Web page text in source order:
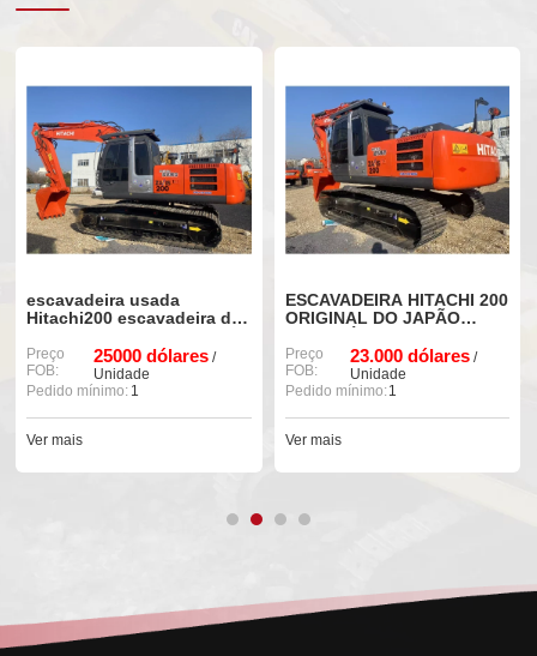
escavadeira usada
Hitachi200 escavadeira de
venda
Preço
FOB:
25000 dólares/
Unidade
Pedido mínimo: 1
Ver mais
ESCAVADEIRA HITACHI 200
ORIGINAL DO JAPÃO
Preço
FOB:
23.000 dólares /
Unidade
Pedido mínimo:1
Ver mais